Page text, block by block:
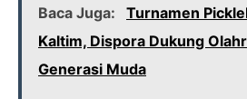
Baca Juga:
Turnamen
Kaltim, Dispora Dukung
Generasi Muda